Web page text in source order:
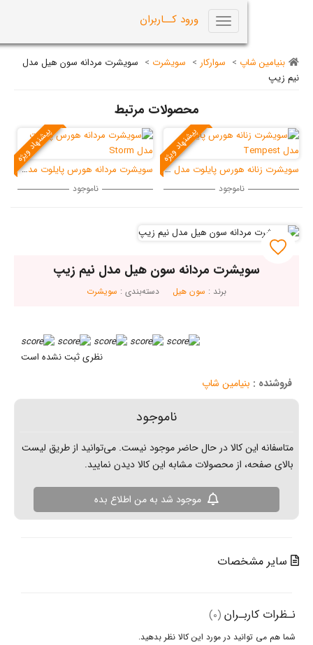
ورود کــاربران
> سوارکار> سویشرت > سویشرت مردانه سون هیل مدل
محصولات مرتبط
پیشنهاد ویژه
سویشرت زنانه هورس پایلوت مدل Tempes
ناموجود
پیشنهاد ویژه
سویشرت مردانه هورس پایلوت مدل Storm
ناموجود
مردانه سون هیل مدل نیم زیپ
دسته‌بندی :سویشرت
نظری ثبت نشده است
شاپ
کالا در حال حاضر موجود نیست. می‌توانید از طریق لیست
از محصولات مشابه این کالا دیدن نمایید.
موجود شد به من اطلاع بده
(0)
در مورد این کالا نظر بدهید.